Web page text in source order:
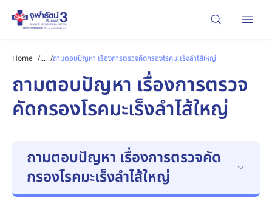
Home /... / ถามตอบปัญหา เรื่องการตรวจคัดกรองโรคมะเร็งลำไส้ใหญ่
ถามตอบปัญหา เรื่องการตรวจ
คัดกรองโรคมะเร็งลำไส้ใหญ่
ถามตอบปัญหา เรื่องการตรวจคัด
กรองโรคมะเร็งลำไส้ใหญ่